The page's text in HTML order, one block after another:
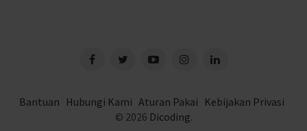
Bantuan Hubungi Kami Aturan Pakai Kebijakan Privasi
© 2026 Dicoding.